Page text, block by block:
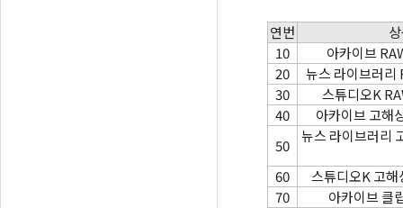
연번
10
아카이브
20
뉴스 라이브러리
30
스튜디오K
40
아카이브 고해
50
뉴스 라이브러리
60
스튜디오K 고해
70
아카이브 클